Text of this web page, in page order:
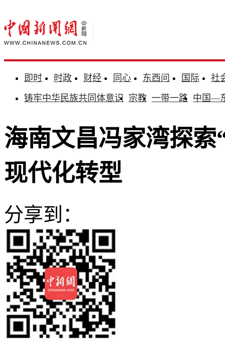
即时 时政 财经 同心 东西问 国际
社
铸牢中华民族共同体意识 宗教 一带一路 中国—
海南文昌冯家湾探
现代化转型
分享到：